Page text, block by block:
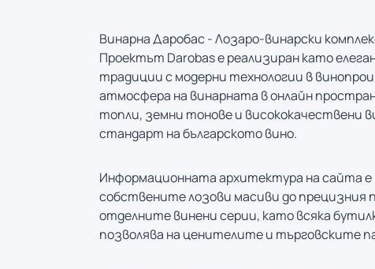
Винарна Даробас - Лозаро-винарски
Проектът Darobas е реализиран като
традиции с модерни технологии в
атмосфера на винарната в онлайн
топли, земни тонове и висококачествени
стандарт на българското вино.
Информационната архитектура на сайта
собствените лозови масиви до прецизния
отделните винени серии, като всяка
позволява на ценителите и търговските